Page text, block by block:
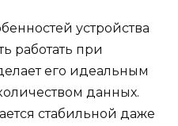
устройства
работать при
его идеальным
данных.
стабильной даже